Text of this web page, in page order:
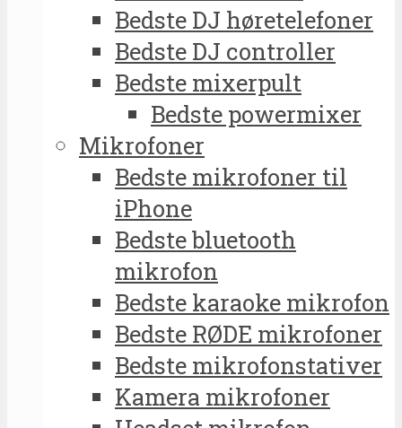
Bedste DJ høretelefoner
Bedste DJ controller
Bedste mixerpult
Bedste powermixer
Mikrofoner
Bedste mikrofoner til
iPhone
Bedste bluetooth
mikrofon
Bedste karaoke mikrofon
Bedste RØDE mikrofoner
Bedste mikrofonstativer
Kamera mikrofoner